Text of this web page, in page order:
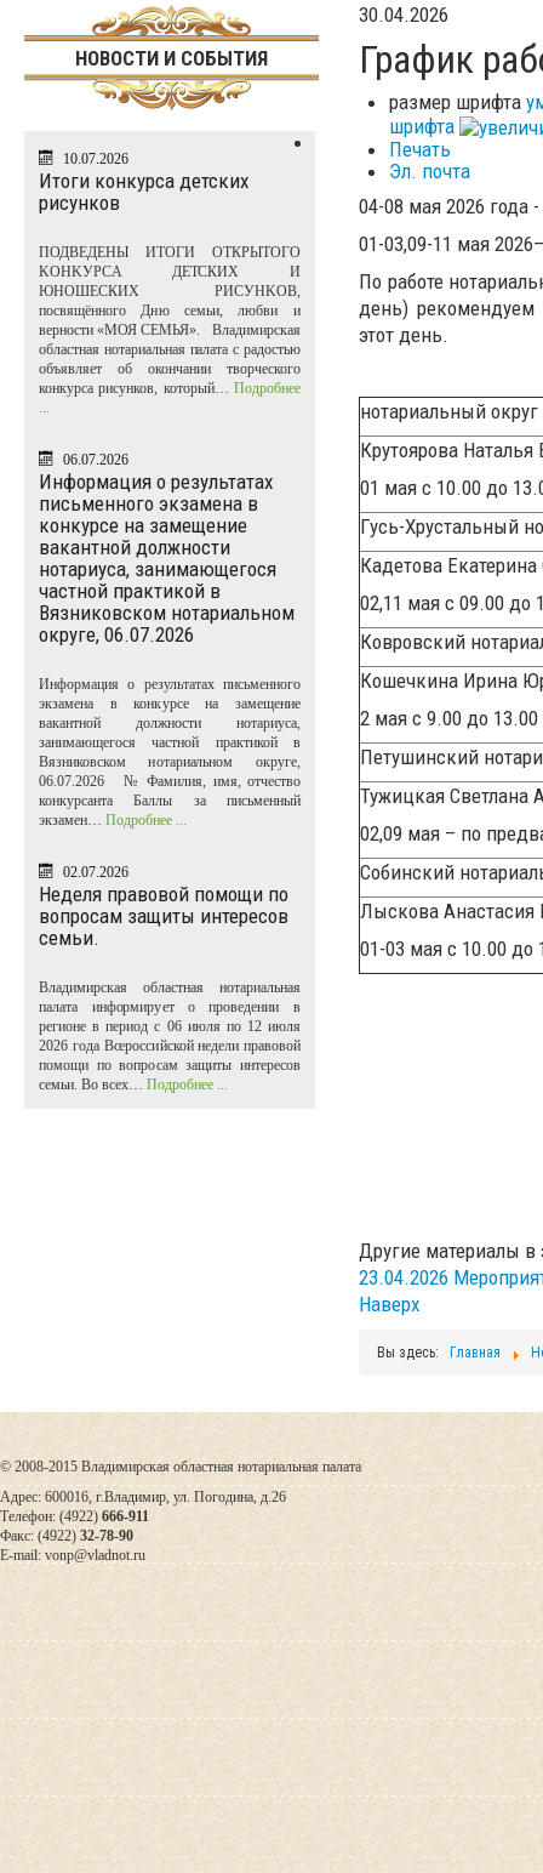
НОВОСТИ И СОБЫТИЯ
10.07.2026
Итоги конкурса детских
рисунков
ПОДВЕДЕНЫ ИТОГИ ОТКРЫТОГО
KOHKУPCA ДЕТСКИХ И
ЮНОШЕСКИХ PИCУHKOB,
посвящённого Дню семьи, любви и
верности «МОЯ СЕМЬЯ». Владимирская
областная нотариальная палата с радостью
объявляет об окончании творческого
конкурса рисунков, который… Подробнее
...
06.07.2026
Информация о результатах
письменного экзамена в
конкурсе на замещение
вакантной должности
нотариуса, занимающегося
частной практикой в
Вязниковском нотариальном
округе, 06.07.2026
Информация о результатах письменного
экзамена в конкурсе на замещение
вакантной должности нотариуса,
занимающегося частной практикой в
Вязниковском нотариальном округе,
06.07.2026 № Фамилия, имя, отчество
конкурсанта Баллы за письменный
экзамен… Подробнее ...
02.07.2026
Неделя правовой помощи по
вопросам защиты интересов
семьи.
Владимирская областная нотариальная
палата информирует о проведении в
регионе в период с 06 июля по 12 июля
2026 года Всероссийской недели правовой
помощи по вопросам защиты интересов
семьи. Во всех… Подробнее ...
30.04.2026
График
размер шрифта
шрифта
Печать
Эл. почта
04-08 мая 2026 года
01-03,09-11 мая
По работе
день) рекомендуем
этот день.
нотариальный
Крутоярова
01 мая с 10.00 до
Гусь-Хрустальный
Кадетова
02,11 мая с 09.00 до
Ковровский
Кошечкина Ирина
2 мая с 9.00 до 13.00
Петушинский
Тужицкая Светлана
02,09 мая – по
Собинский
Лыскова Анастасия
01-03 мая с 10.00 до
Другие материалы в
23.04.2026
Наверх
Вы здесь: Главная
© 2008-2015 Владимирская областная нотариальная палата
Адрес: 600016, г.Владимир, ул. Погодина, д.26
Телефон: (4922) 666-911
Факс: (4922) 32-78-90
E-mail: vonp@vladnot.ru